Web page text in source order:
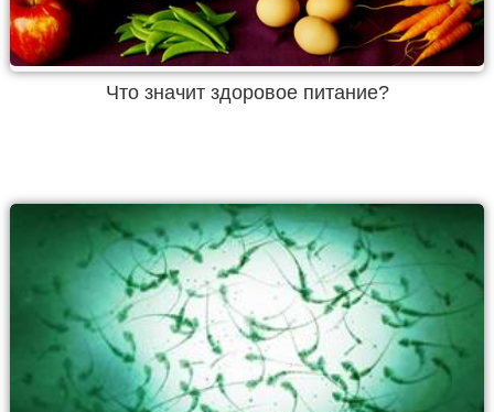
Что значит здоровое питание?